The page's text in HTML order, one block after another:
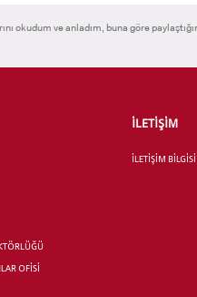
okudum ve anladım, buna göre
OFİSİ
İLETİŞİM
İLETİŞİM BİLGİSİ